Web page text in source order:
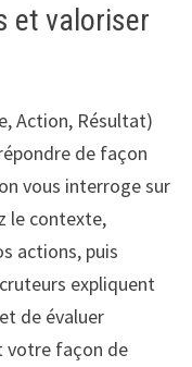
et valoriser
Action, Résultat)
de façon
vous interroge sur
le contexte,
actions, puis
expliquent
de évaluer
votre façon de